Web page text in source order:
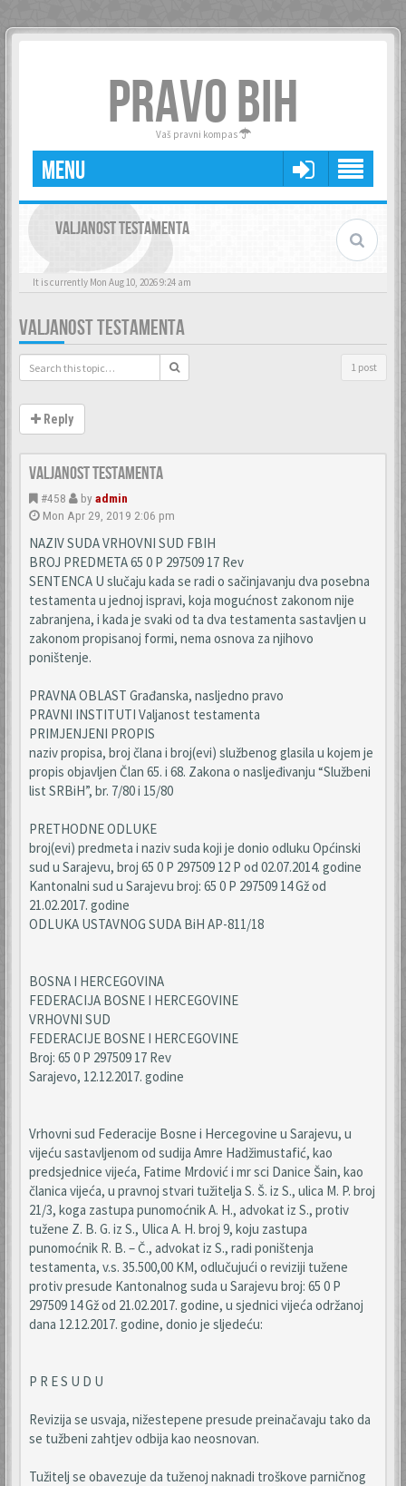
PRAVO BIH
Vaš pravni kompas
MENU
VALJANOST TESTAMENTA
It is currently Mon Aug 10, 2026 9:24 am
VALJANOST TESTAMENTA
1 post
Reply
Valjanost testamenta
#458 by admin
Mon Apr 29, 2019 2:06 pm
NAZIV SUDA VRHOVNI SUD FBIH
BROJ PREDMETA 65 0 P 297509 17 Rev
SENTENCA U slučaju kada se radi o sačinjavanju dva posebna
testamenta u jednoj ispravi, koja mogućnost zakonom nije
zabranjena, i kada je svaki od ta dva testamenta sastavljen u
zakonom propisanoj formi, nema osnova za njihovo
poništenje.
PRAVNA OBLAST Građanska, nasljedno pravo
PRAVNI INSTITUTI Valjanost testamenta
PRIMJENJENI PROPIS
naziv propisa, broj člana i broj(evi) službenog glasila u kojem je
propis objavljen Član 65. i 68. Zakona o nasljeđivanju “Službeni
list SRBiH”, br. 7/80 i 15/80
PRETHODNE ODLUKE
broj(evi) predmeta i naziv suda koji je donio odluku Općinski
sud u Sarajevu, broj 65 0 P 297509 12 P od 02.07.2014. godine
Kantonalni sud u Sarajevu broj: 65 0 P 297509 14 Gž od
21.02.2017. godine
ODLUKA USTAVNOG SUDA BiH AP-811/18
BOSNA I HERCEGOVINA
FEDERACIJA BOSNE I HERCEGOVINE
VRHOVNI SUD
FEDERACIJE BOSNE I HERCEGOVINE
Broj: 65 0 P 297509 17 Rev
Sarajevo, 12.12.2017. godine
Vrhovni sud Federacije Bosne i Hercegovine u Sarajevu, u
vijeću sastavljenom od sudija Amre Hadžimustafić, kao
predsjednice vijeća, Fatime Mrdović i mr sci Danice Šain, kao
članica vijeća, u pravnoj stvari tužitelja S. Š. iz S., ulica M. P. broj
21/3, koga zastupa punomoćnik A. H., advokat iz S., protiv
tužene Z. B. G. iz S., Ulica A. H. broj 9, koju zastupa
punomoćnik R. B. – Č., advokat iz S., radi poništenja
testamenta, v.s. 35.500,00 KM, odlučujući o reviziji tužene
protiv presude Kantonalnog suda u Sarajevu broj: 65 0 P
297509 14 Gž od 21.02.2017. godine, u sjednici vijeća održanoj
dana 12.12.2017. godine, donio je sljedeću:
P R E S U D U
Revizija se usvaja, nižestepene presude preinačavaju tako da
se tužbeni zahtjev odbija kao neosnovan.
Tužitelj se obavezuje da tuženoj naknadi troškove parničnog